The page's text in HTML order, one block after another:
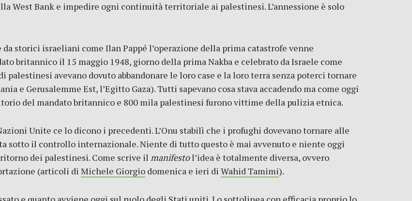
West Bank e impedire ogni continuità territoriale ai palestinesi. L’annessione è solo
storici israeliani come Ilan Pappé l’operazione della prima catastrofe venne
britannico il 15 maggio 1948, giorno della prima Nakba e celebrato da Israele come
avevano dovuto abbandonare le loro case e la loro terra senza poterci tornare
e Gerusalemme Est, l’Egitto Gaza). Tutti sapevano cosa stava accadendo ma come oggi
del mandato britannico e 800 mila palestinesi furono vittime della pulizia etnica.
Unite ce lo dicono i precedenti. L’Onu stabilì che i profughi dovevano tornare alle
sotto il controllo internazionale. Niente di tutto questo è mai avvenuto e niente oggi
dei palestinesi. Come scrive il manifestol’idea è totalmente diversa, ovvero
(articoli di Michele Giorgio domenica e ieri di Wahid Tamimi).